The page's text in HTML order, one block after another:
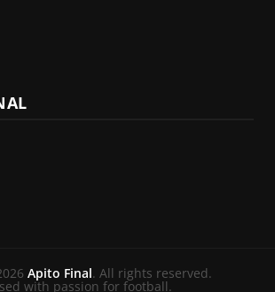
Apito Final. All rights reserved.
with passion for football.